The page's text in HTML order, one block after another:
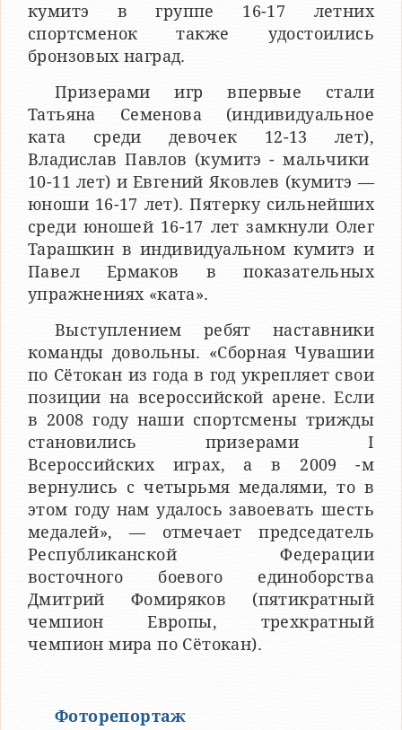
кумитэ в группе 16-17 летних
спортсменок также удостоились
бронзовых наград.
Призерами игр впервые стали
Татьяна Семенова (индивидуальное
ката среди девочек 12-13 лет),
Владислав Павлов (кумитэ - мальчики
10-11 лет) и Евгений Яковлев (кумитэ —
юноши 16-17 лет). Пятерку сильнейших
среди юношей 16-17 лет замкнули Олег
Тарашкин в индивидуальном кумитэ и
Павел Ермаков в показательных
упражнениях «ката».
Выступлением ребят наставники
команды довольны. «Сборная Чувашии
по Сётокан из года в год укрепляет свои
позиции на всероссийской арене. Если
в 2008 году наши спортсмены трижды
становились призерами I
Всероссийских играх, а в 2009 -м
вернулись с четырьмя медалями, то в
этом году нам удалось завоевать шесть
медалей», — отмечает председатель
Республиканской Федерации
восточного боевого единоборства
Дмитрий Фомиряков (пятикратный
чемпион Европы, трехкратный
чемпион мира по Сётокан).
Фоторепортаж